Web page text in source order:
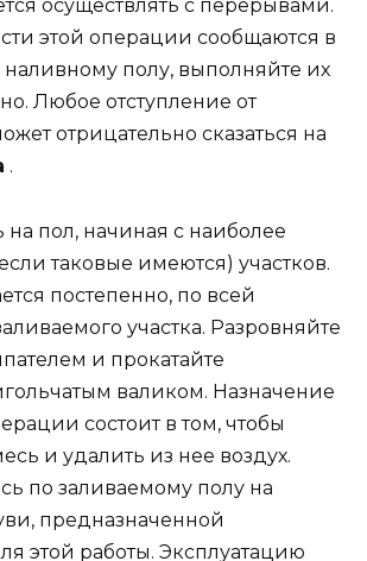
осуществлять с перерывами.
этой операции сообщаются в
полу, выполняйте их
Любое отступление от
отрицательно сказаться на
.
на пол, начиная с наиболее
таковые имеются) участков.
постепенно, по всей
участка. Разровняйте
и прокатайте
валиком. Назначение
состоит в том, чтобы
и удалить из нее воздух.
по заливаемому полу на
предназначенной
этой работы. Эксплуатацию